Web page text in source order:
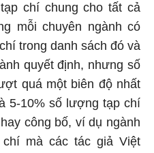
chí chung cho tất cả
mỗi chuyên ngành có
trong danh sách đó và
quyết định, nhưng số
quá một biên độ nhất
5-10% số lượng tạp chí
công bố, ví dụ ngành
mà các tác giả Việt